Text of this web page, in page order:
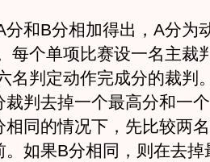
B分相加得出，A分为
每个单项比赛设一名主裁
名判定动作完成分的裁判
裁判去掉一个最高分和一
相同的情况下，先比较两
。如果B分相同，则在去掉